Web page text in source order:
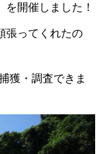
開催しました！
張ってくれたの
獲・調査できま